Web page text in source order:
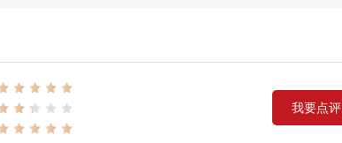
我要点评